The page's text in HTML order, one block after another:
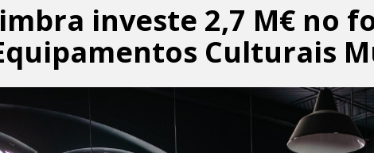
investe 2,7 M€ no
Culturais